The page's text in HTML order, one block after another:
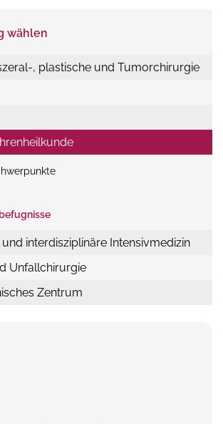
wählen
, plastische und Tumorchirurgie
befugnisse
interdisziplinäre Intensivmedizin
Unfallchirurgie
Zentrum